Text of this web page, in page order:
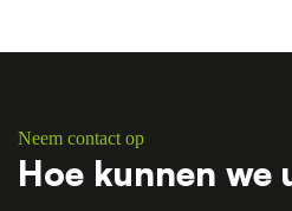
Neem contact op
Hoe kunnen we